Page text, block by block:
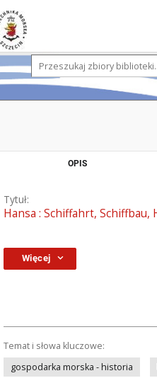
OPIS
Tytuł:
Hansa : Schiffahrt, Schiffbau,
Więcej
Temat i słowa kluczowe:
gospodarka morska - historia